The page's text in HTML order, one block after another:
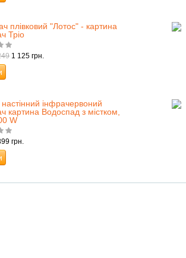
плівковий "Лотос" - картина
Тріо
1 125 грн.
інфрачервоний
картина Водоспад з містком,
W
грн.